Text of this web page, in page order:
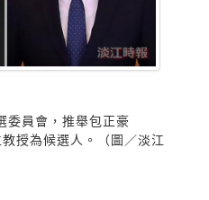
委員會，推舉包正豪
授為候選人。（圖／淡江